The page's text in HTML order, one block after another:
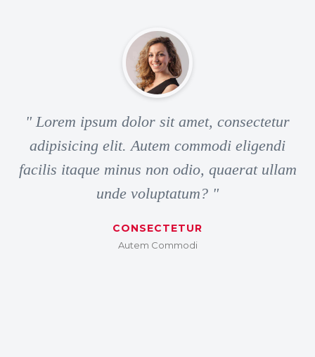
" Lorem ipsum dolor sit amet, consectetur
adipisicing elit. Autem commodi eligendi
facilis itaque minus non odio, quaerat ullam
unde voluptatum? "
CONSECTETUR
Autem Commodi